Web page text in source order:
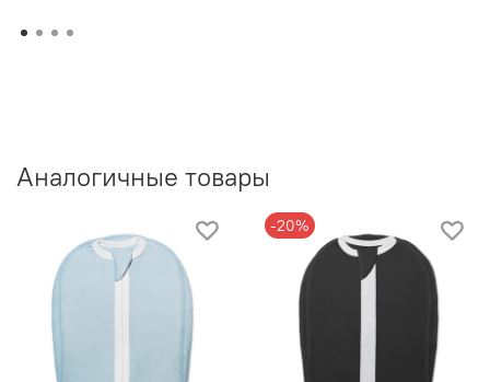
Аналогичные товары
-20%